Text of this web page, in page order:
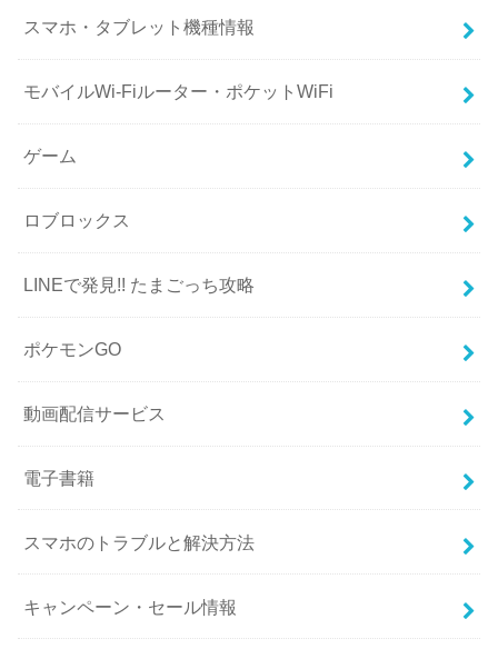
スマホ・タブレット機種情報
モバイルWi-Fiルーター・ポケットWiFi
ゲーム
ロブロックス
LINEで発見!! たまごっち攻略
ポケモンGO
動画配信サービス
電子書籍
スマホのトラブルと解決方法
キャンペーン・セール情報